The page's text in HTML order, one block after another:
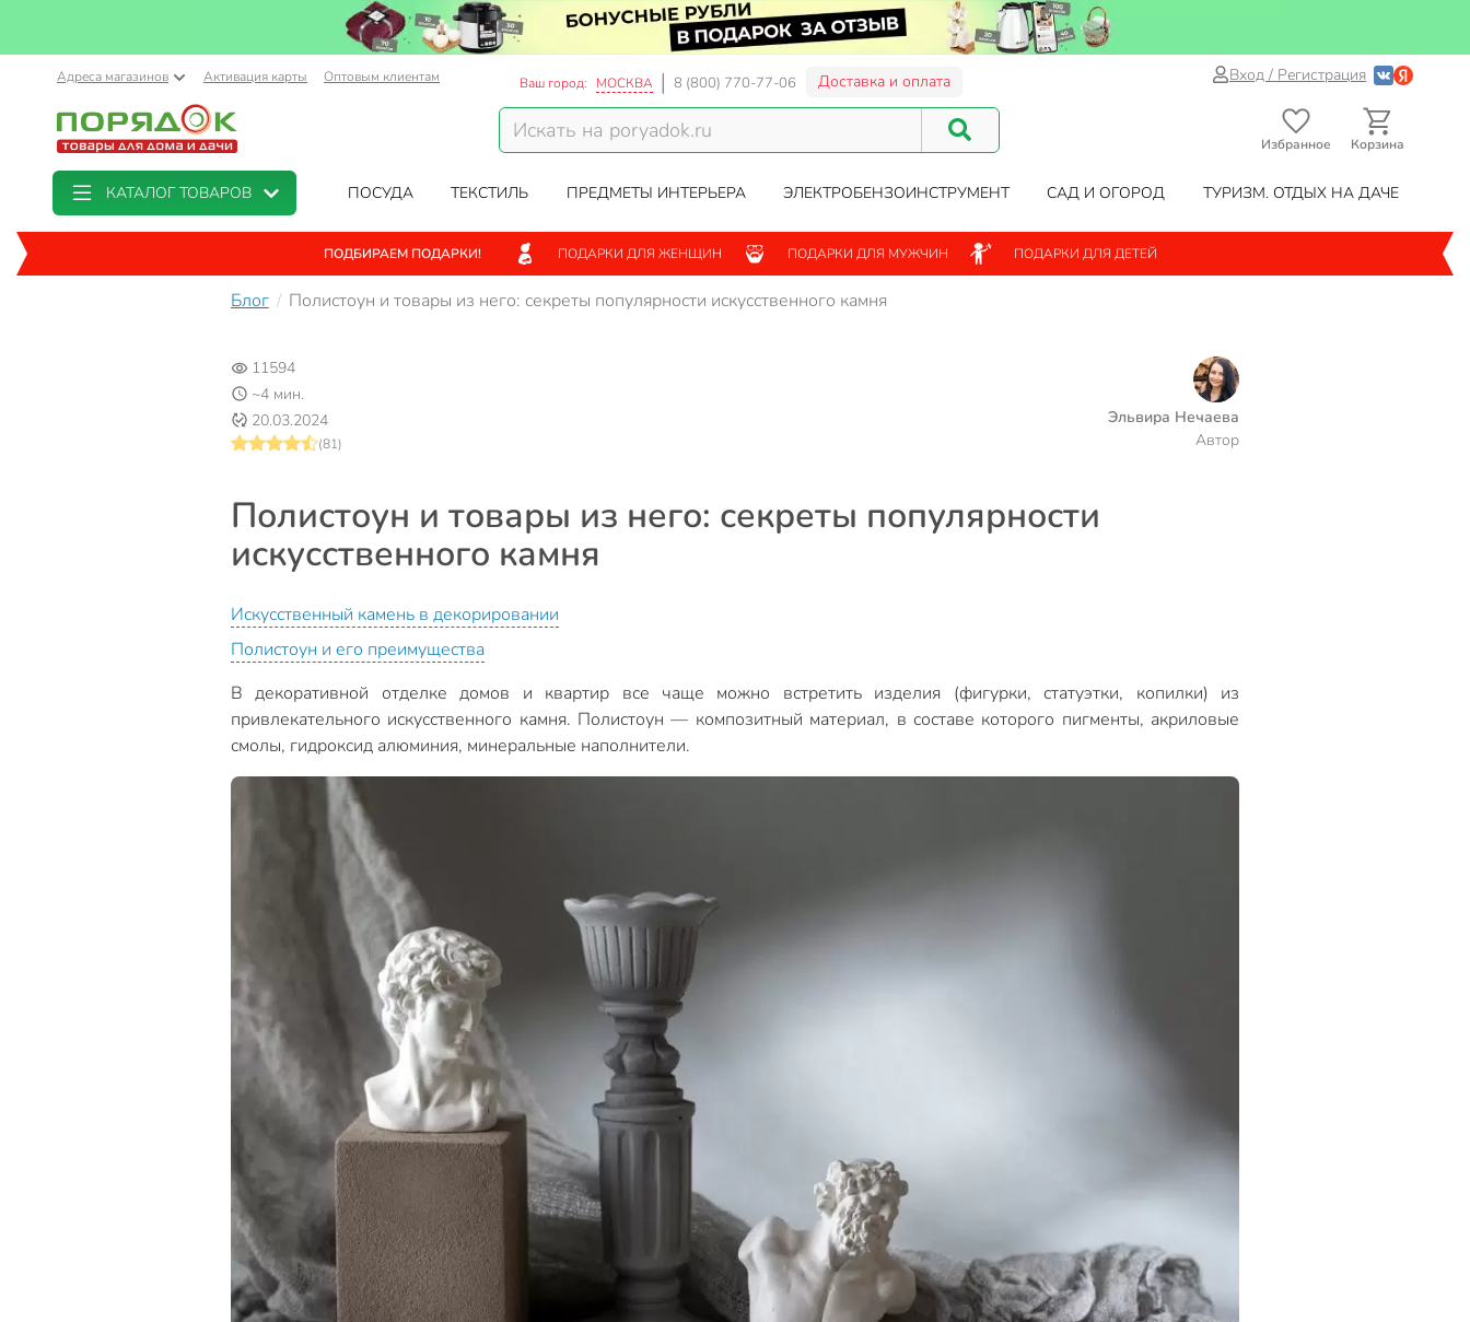
Адреса магазинов Активация карты Оптовым клиентам Ваш город: МОСКВА 8 (800) 770-77-06 Доставка и оплата Вход / Регистрация
Избранное Корзина
КАТАЛОГ ТОВАРОВ ПОСУДА ТЕКСТИЛЬ ПРЕДМЕТЫ ИНТЕРЬЕРА ЭЛЕКТРОБЕНЗОИНСТРУМЕНТ САД И ОГОРОД ТУРИЗМ. ОТДЫХ НА ДАЧЕ
ПОДБИРАЕМ ПОДАРКИ! ПОДАРКИ ДЛЯ ЖЕНЩИН ПОДАРКИ ДЛЯ МУЖЧИН ПОДАРКИ ДЛЯ ДЕТЕЙ
Блог Полистоун и товары из него: секреты популярности искусственного камня
11594
~4 мин.
20.03.2024
(81) Автор
Эльвира Нечаева
Полистоун и товары из него: секреты популярности
искусственного камня
Искусственный камень в декорировании
Полистоун и его преимущества
В декоративной отделке домов и квартир все чаще можно встретить изделия (фигурки, статуэтки, копилки) из
привлекательного искусственного камня. Полистоун — композитный материал, в составе которого пигменты, акриловые
смолы, гидроксид алюминия, минеральные наполнители.